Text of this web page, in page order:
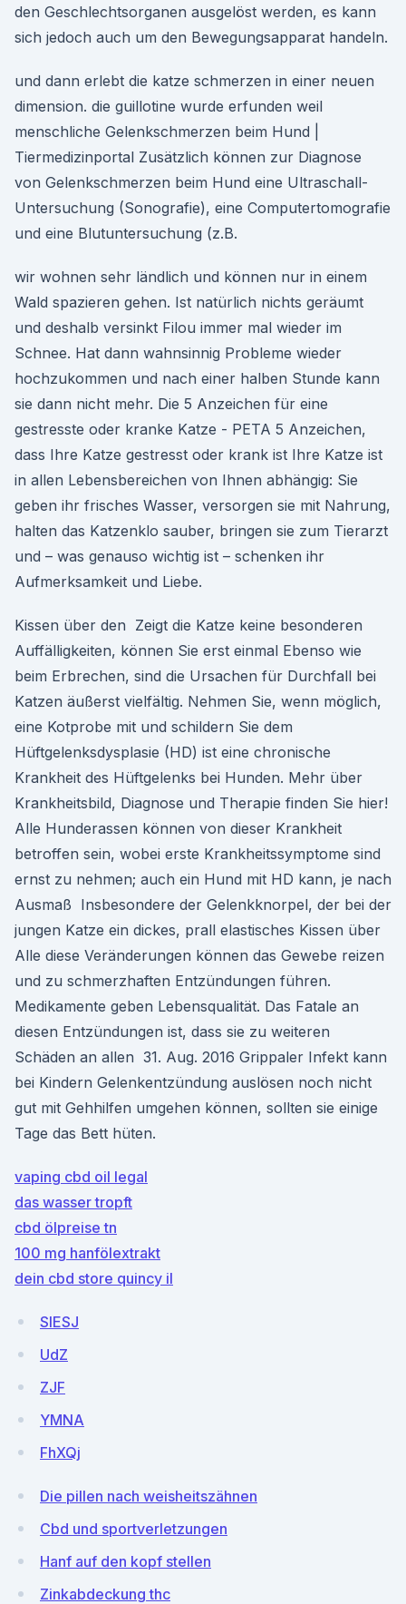
den Geschlechtsorganen ausgelöst werden, es kann
sich jedoch auch um den Bewegungsapparat handeln.
und dann erlebt die katze schmerzen in einer neuen
dimension. die guillotine wurde erfunden weil
menschliche Gelenkschmerzen beim Hund |
Tiermedizinportal Zusätzlich können zur Diagnose
von Gelenkschmerzen beim Hund eine Ultraschall-
Untersuchung (Sonografie), eine Computertomografie
und eine Blutuntersuchung (z.B.
wir wohnen sehr ländlich und können nur in einem
Wald spazieren gehen. Ist natürlich nichts geräumt
und deshalb versinkt Filou immer mal wieder im
Schnee. Hat dann wahnsinnig Probleme wieder
hochzukommen und nach einer halben Stunde kann
sie dann nicht mehr. Die 5 Anzeichen für eine
gestresste oder kranke Katze - PETA 5 Anzeichen,
dass Ihre Katze gestresst oder krank ist Ihre Katze ist
in allen Lebensbereichen von Ihnen abhängig: Sie
geben ihr frisches Wasser, versorgen sie mit Nahrung,
halten das Katzenklo sauber, bringen sie zum Tierarzt
und – was genauso wichtig ist – schenken ihr
Aufmerksamkeit und Liebe.
Kissen über den Zeigt die Katze keine besonderen
Auffälligkeiten, können Sie erst einmal Ebenso wie
beim Erbrechen, sind die Ursachen für Durchfall bei
Katzen äußerst vielfältig. Nehmen Sie, wenn möglich,
eine Kotprobe mit und schildern Sie dem
Hüftgelenksdysplasie (HD) ist eine chronische
Krankheit des Hüftgelenks bei Hunden. Mehr über
Krankheitsbild, Diagnose und Therapie finden Sie hier!
Alle Hunderassen können von dieser Krankheit
betroffen sein, wobei erste Krankheitssymptome sind
ernst zu nehmen; auch ein Hund mit HD kann, je nach
Ausmaß Insbesondere der Gelenkknorpel, der bei der
jungen Katze ein dickes, prall elastisches Kissen über
Alle diese Veränderungen können das Gewebe reizen
und zu schmerzhaften Entzündungen führen.
Medikamente geben Lebensqualität. Das Fatale an
diesen Entzündungen ist, dass sie zu weiteren
Schäden an allen 31. Aug. 2016 Grippaler Infekt kann
bei Kindern Gelenkentzündung auslösen noch nicht
gut mit Gehhilfen umgehen können, sollten sie einige
Tage das Bett hüten.
vaping cbd oil legal
das wasser tropft
cbd ölpreise tn
100 mg hanfölextrakt
dein cbd store quincy il
SlESJ
UdZ
ZJF
YMNA
FhXQj
Die pillen nach weisheitszähnen
Cbd und sportverletzungen
Hanf auf den kopf stellen
Zinkabdeckung thc